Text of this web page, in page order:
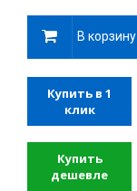
В корзину
Купить в 1
клик
Купить
дешевле